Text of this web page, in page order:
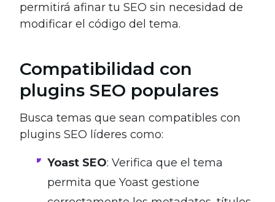
permitirá afinar tu SEO sin necesidad de
modificar el código del tema.
Compatibilidad con
plugins SEO populares
Busca temas que sean compatibles con
plugins SEO líderes como:
Yoast SEO: Verifica que el tema
permita que Yoast gestione